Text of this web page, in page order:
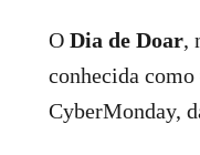
O Dia de Doar,
conhecida como
CyberMonday,